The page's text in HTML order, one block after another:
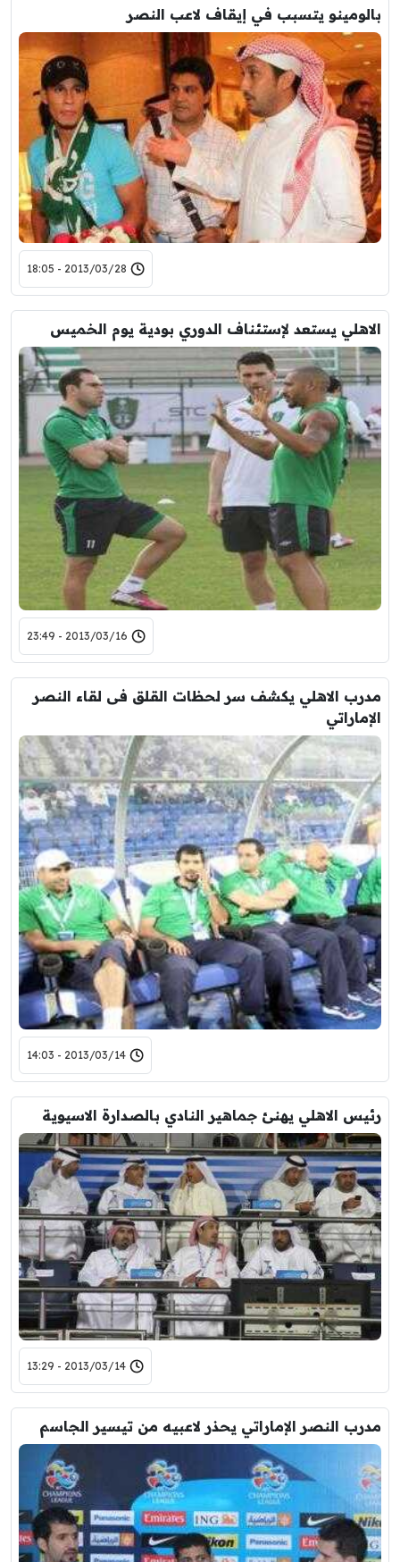
بالومينو يتسبب في إيقاف لاعب النصر
2013/03/28 - 18:05
الاهلي يستعد لإستئناف الدوري بودية يوم الخميس
2013/03/16 - 23:49
مدرب الاهلي يكشف سر لحظات القلق فى لقاء النصر
الإماراتي
2013/03/14 - 14:03
رئيس الاهلي يهنئ جماهير النادي بالصدارة الاسيوية
2013/03/14 - 13:29
مدرب النصر الإماراتي يحذر لاعبيه من تيسير الجاسم